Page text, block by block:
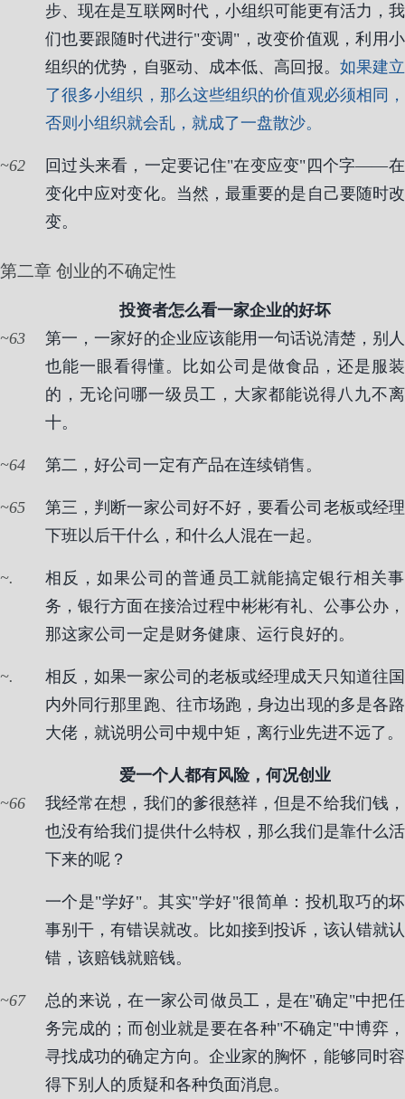
步、现在是互联网时代，小组织可能更有活力，我
们也要跟随时代进行"变调"，改变价值观，利用小
组织的优势，自驱动、成本低、高回报。 如果建立
了很多小组织，那么这些组织的价值观必须相同，
否则小组织就会乱，就成了一盘散沙。
62
回过头来看，一定要记住"在变应变"四个字——在
变化中应对变化。当然，最重要的是自己要随时改
变。
第二章 创业的不确定性
投资者怎么看一家企业的好坏
63
第一，一家好的企业应该能用一句话说清楚，别人
也能一眼看得懂。比如公司是做食品，还是服装
的，无论问哪一级员工，大家都能说得八九不离
十。
64 第二，好公司一定有产品在连续销售。
65
第三，判断一家公司好不好，要看公司老板或经理
下班以后干什么，和什么人混在一起。
.
相反，如果公司的普通员工就能搞定银行相关事
务，银行方面在接洽过程中彬彬有礼、公事公办，
那这家公司一定是财务健康、运行良好的。
.
相反，如果一家公司的老板或经理成天只知道往国
内外同行那里跑、往市场跑，身边出现的多是各路
大佬，就说明公司中规中矩，离行业先进不远了。
爱一个人都有风险，何况创业
66
我经常在想，我们的爹很慈祥，但是不给我们钱，
也没有给我们提供什么特权，那么我们是靠什么活
下来的呢？
一个是"学好"。其实"学好"很简单：投机取巧的坏
事别干，有错误就改。比如接到投诉，该认错就认
错，该赔钱就赔钱。
67
总的来说，在一家公司做员工，是在"确定"中把任
务完成的；而创业就是要在各种"不确定"中博弈，
寻找成功的确定方向。企业家的胸怀，能够同时容
得下别人的质疑和各种负面消息。